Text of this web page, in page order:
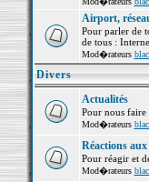
Airport,
Pour parler de
de tous :
Mod�rateurs
Divers
Actualités
Pour nous faire
Mod�rateurs
Réactions aux
Pour réagir et
Mod�rateurs